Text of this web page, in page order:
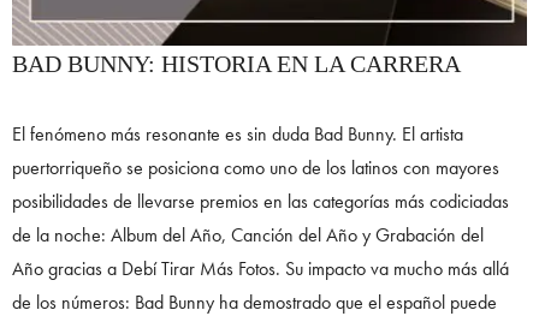
BAD BUNNY: HISTORIA EN LA CARRERA
El fenómeno más resonante es sin duda Bad Bunny. El artista
puertorriqueño se posiciona como uno de los latinos con mayores
posibilidades de llevarse premios en las categorías más codiciadas
de la noche: Album del Año, Canción del Año y Grabación del
Año gracias a Debí Tirar Más Fotos. Su impacto va mucho más allá
de los números: Bad Bunny ha demostrado que el español puede